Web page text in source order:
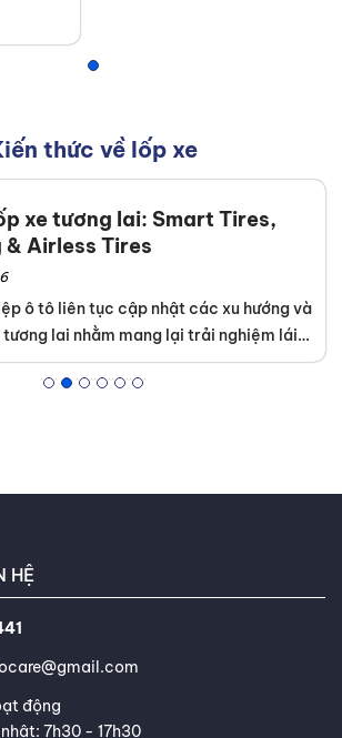
thức về lốp xe
xe tương lai: Smart Tires,
Airless Tires
ô tô liên tục cập nhật các xu hướng và
lai nhằm mang lại trải nghiệm lái
Khách hàng dễ dàng tìm thấy những
hợp kỹ thuật cao tại hệ thống của
HỆ